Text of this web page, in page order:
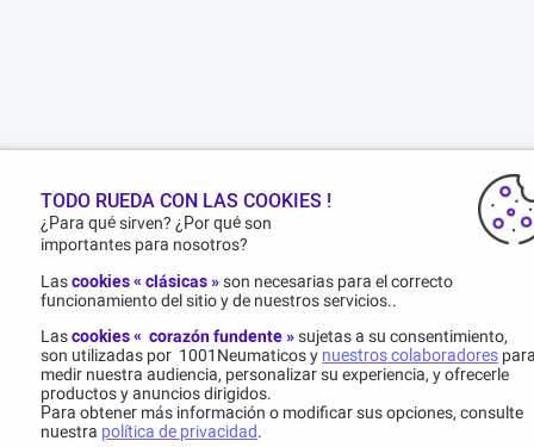
TODO RUEDA CON LAS COOKIES !
¿Para qué sirven? ¿Por qué son
importantes para nosotros?
Lascookies « clásicas »son necesarias para el correcto
funcionamiento del sitio y de nuestros servicios..
Lascookies « corazón fundente » sujetas a su consentimiento,
son utilizadas por 1001Neumaticos y nuestros colaboradores
medir nuestra audiencia, personalizar su experiencia, y ofrecerle
productos y anuncios dirigidos.
Para obtener más información o modificar sus opciones, consulte
nuestra política de privacidad.